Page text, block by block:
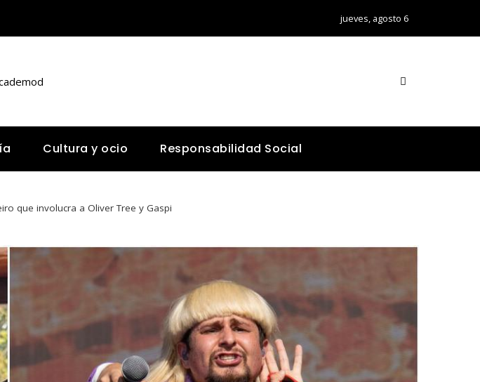
jueves, agosto 6
Cultura y ocio Responsabilidad Social
que involucra a Oliver Tree y Gaspi